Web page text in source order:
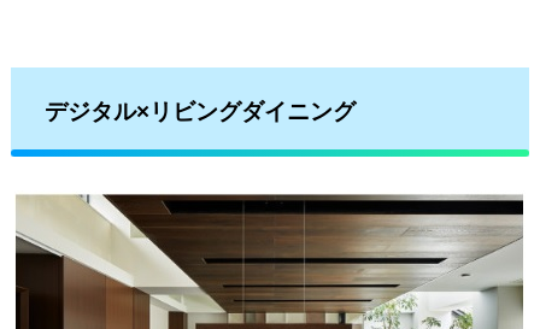
デジタル×リビングダイニング